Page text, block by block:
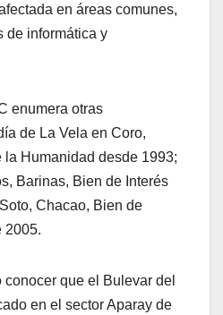
en áreas comunes,
de informática y
enumera otras
de La Vela en Coro,
la Humanidad desde 1993;
Barinas, Bien de Interés
Chacao, Bien de
2005.
conocer que el Bulevar del
en el sector Aparay de